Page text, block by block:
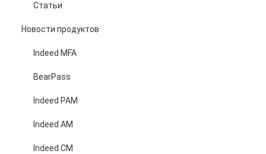
Статьи
Новости продуктов
Indeed MFA
BearPass
Indeed PAM
Indeed AM
Indeed CM